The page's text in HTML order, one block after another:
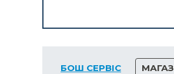
БОШ СЕРВІС